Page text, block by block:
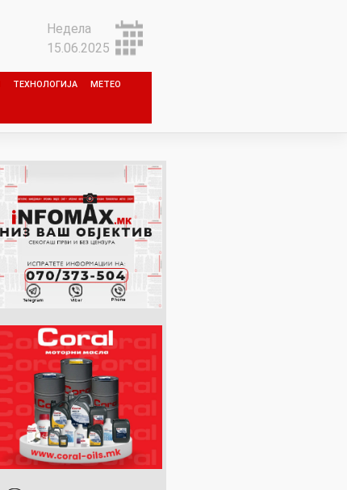
Недела
15.06.2025
ТЕХНОЛОГИЈА МЕТЕО